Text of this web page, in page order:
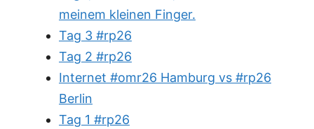
meinem kleinen Finger.
Tag 3 #rp26
Tag 2 #rp26
Internet #omr26 Hamburg vs #rp26
Berlin
Tag 1 #rp26